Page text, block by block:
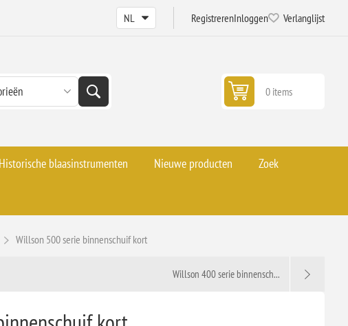
RegistrerenInloggen Verlanglijst
0 items
Historische blaasinstrumenten Nieuwe producten Zoek
Willson 500 serie binnenschuif kort
Willson 400 serie binnensch...